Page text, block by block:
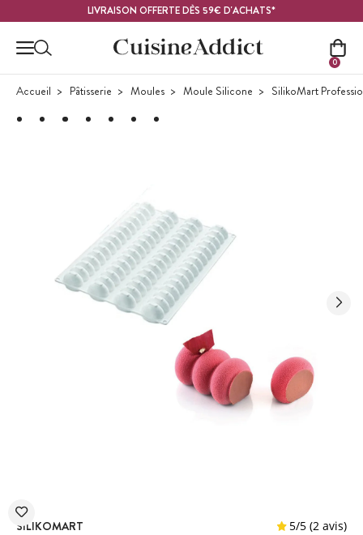
LIVRAISON OFFERTE DÈS 59€ D'ACHATS*
0
Accueil Pâtisserie Moules Moule Silicone SilikoMart
SILIKOMART